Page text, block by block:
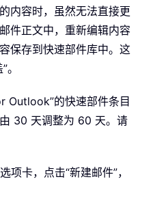
内容时，虽然无法直接更
件正文中，重新编辑内容
保存到快速部件库中。这
Outlook”的快速部件条目
30 天调整为 60 天。请
项卡，点击“新建邮件”，